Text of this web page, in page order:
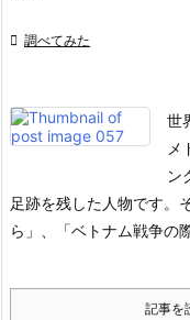
 調べてみた
世
メ
ン
足跡を残した人物です。
ら」、「ベトナム戦争の
記事を